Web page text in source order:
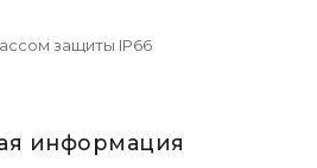
защиты IP66
информация